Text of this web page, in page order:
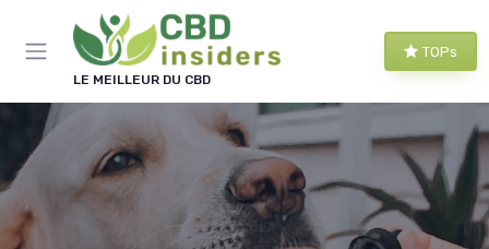
LE MEILLEUR DU CBD
TOPs
Panneau de gestion des cookies